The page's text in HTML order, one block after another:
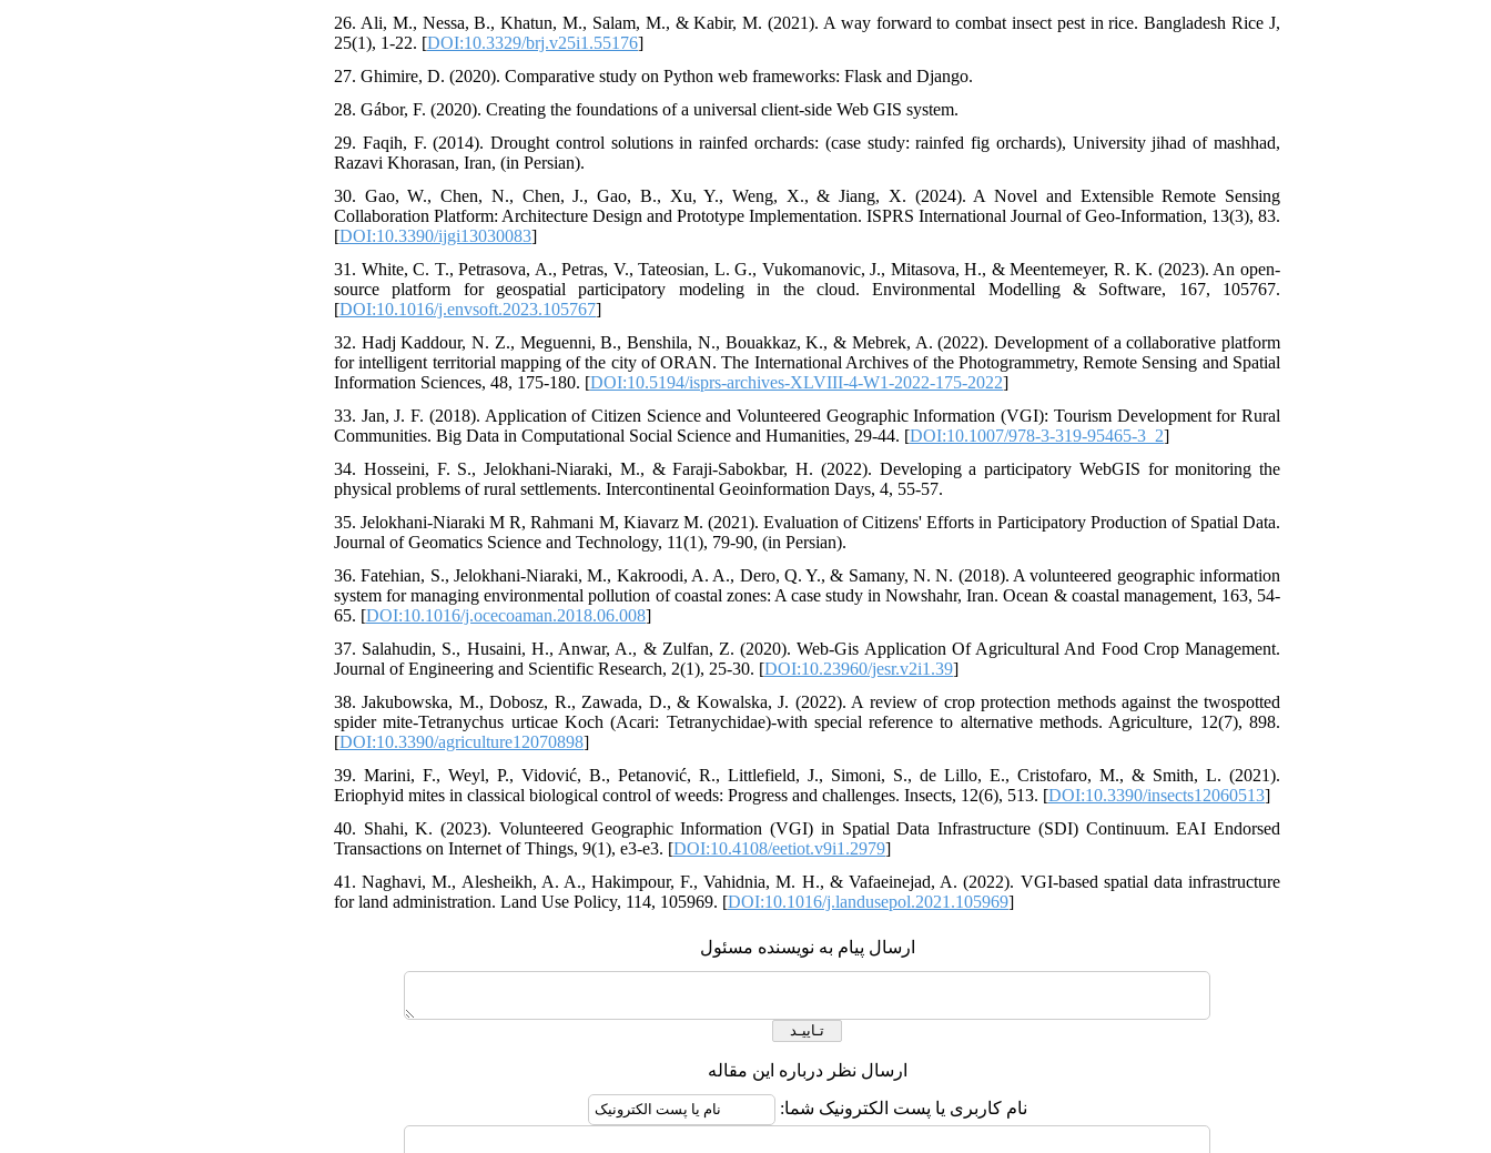
26. Ali, M., Nessa, B., Khatun, M., Salam, M., & Kabir, M. (2021). A way forward to combat insect pest in rice. Bangladesh Rice J,
25(1), 1-22. [DOI:10.3329/brj.v25i1.55176]
27. Ghimire, D. (2020). Comparative study on Python web frameworks: Flask and Django.
28. Gábor, F. (2020). Creating the foundations of a universal client-side Web GIS system.
29. Faqih, F. (2014). Drought control solutions in rainfed orchards: (case study: rainfed fig orchards), University jihad of mashhad,
Razavi Khorasan, Iran, (in Persian).
30. Gao, W., Chen, N., Chen, J., Gao, B., Xu, Y., Weng, X., & Jiang, X. (2024). A Novel and Extensible Remote Sensing
Collaboration Platform: Architecture Design and Prototype Implementation. ISPRS International Journal of Geo-Information, 13(3), 83.
[DOI:10.3390/ijgi13030083]
31. White, C. T., Petrasova, A., Petras, V., Tateosian, L. G., Vukomanovic, J., Mitasova, H., & Meentemeyer, R. K. (2023). An open-
source platform for geospatial participatory modeling in the cloud. Environmental Modelling & Software, 167, 105767.
[DOI:10.1016/j.envsoft.2023.105767]
32. Hadj Kaddour, N. Z., Meguenni, B., Benshila, N., Bouakkaz, K., & Mebrek, A. (2022). Development of a collaborative platform
for intelligent territorial mapping of the city of ORAN. The International Archives of the Photogrammetry, Remote Sensing and Spatial
Information Sciences, 48, 175-180. [DOI:10.5194/isprs-archives-XLVIII-4-W1-2022-175-2022]
33. Jan, J. F. (2018). Application of Citizen Science and Volunteered Geographic Information (VGI): Tourism Development for Rural
Communities. Big Data in Computational Social Science and Humanities, 29-44. [DOI:10.1007/978-3-319-95465-3_2]
34. Hosseini, F. S., Jelokhani-Niaraki, M., & Faraji-Sabokbar, H. (2022). Developing a participatory WebGIS for monitoring the
physical problems of rural settlements. Intercontinental Geoinformation Days, 4, 55-57.
35. Jelokhani-Niaraki M R, Rahmani M, Kiavarz M. (2021). Evaluation of Citizens' Efforts in Participatory Production of Spatial Data.
Journal of Geomatics Science and Technology, 11(1), 79-90, (in Persian).
36. Fatehian, S., Jelokhani-Niaraki, M., Kakroodi, A. A., Dero, Q. Y., & Samany, N. N. (2018). A volunteered geographic information
system for managing environmental pollution of coastal zones: A case study in Nowshahr, Iran. Ocean & coastal management, 163, 54-
65. [DOI:10.1016/j.ocecoaman.2018.06.008]
37. Salahudin, S., Husaini, H., Anwar, A., & Zulfan, Z. (2020). Web-Gis Application Of Agricultural And Food Crop Management.
Journal of Engineering and Scientific Research, 2(1), 25-30. [DOI:10.23960/jesr.v2i1.39]
38. Jakubowska, M., Dobosz, R., Zawada, D., & Kowalska, J. (2022). A review of crop protection methods against the twospotted
spider mite-Tetranychus urticae Koch (Acari: Tetranychidae)-with special reference to alternative methods. Agriculture, 12(7), 898.
[DOI:10.3390/agriculture12070898]
39. Marini, F., Weyl, P., Vidović, B., Petanović, R., Littlefield, J., Simoni, S., de Lillo, E., Cristofaro, M., & Smith, L. (2021).
Eriophyid mites in classical biological control of weeds: Progress and challenges. Insects, 12(6), 513. [DOI:10.3390/insects12060513]
40. Shahi, K. (2023). Volunteered Geographic Information (VGI) in Spatial Data Infrastructure (SDI) Continuum. EAI Endorsed
Transactions on Internet of Things, 9(1), e3-e3. [DOI:10.4108/eetiot.v9i1.2979]
41. Naghavi, M., Alesheikh, A. A., Hakimpour, F., Vahidnia, M. H., & Vafaeinejad, A. (2022). VGI-based spatial data infrastructure
for land administration. Land Use Policy, 114, 105969. [DOI:10.1016/j.landusepol.2021.105969]
ارسال پیام به نویسنده مسئول
ارسال نظر درباره این مقاله
نام کاربری یا پست الکترونیک شما: